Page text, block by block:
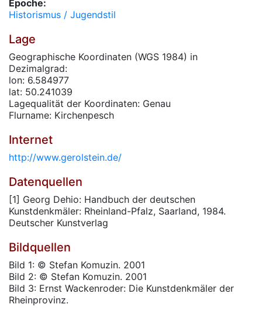
Epoche:
Historismus / Jugendstil
Lage
Geographische Koordinaten (WGS 1984) in
Dezimalgrad:
lon: 6.584977
lat: 50.241039
Lagequalität der Koordinaten: Genau
Flurname: Kirchenpesch
Internet
http://www.gerolstein.de/
Datenquellen
[1] Georg Dehio: Handbuch der deutschen
Kunstdenkmäler: Rheinland-Pfalz, Saarland, 1984.
Deutscher Kunstverlag
Bildquellen
Bild 1: © Stefan Komuzin. 2001
Bild 2: © Stefan Komuzin. 2001
Bild 3: Ernst Wackenroder: Die Kunstdenkmäler der
Rheinprovinz.